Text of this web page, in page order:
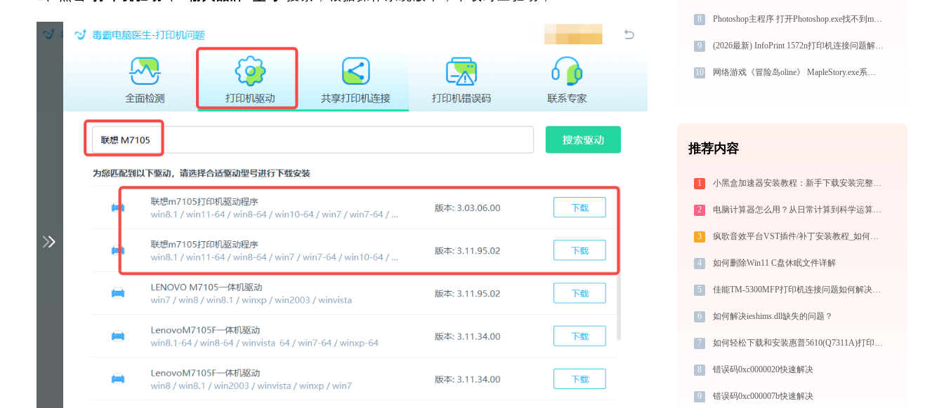
8 Photoshop主程序 打开Photoshop.exe找不到msvcp71.dll怎么办
9 (2026最新) InfoPrint 1572n打印机连接问题解决方法 -金山毒霸
10 网络游戏《冒险岛oline》 MapleStory.exe系统错误machineidlib.dll丢失如何解决
推荐内容
1 小黑盒加速器安装教程：新手下载安装完整步骤
2 电脑计算器怎么用？从日常计算到科学运算的完全指南（附隐藏功能）
3 疯歌音效平台VST插件/补丁安装教程_如何加载插件效果包
4 如何删除Win11 C盘休眠文件详解
5 佳能TM-5300MFP打印机连接问题如何解决？-金山毒霸
6 如何解决ieshims.dll缺失的问题？
7 如何轻松下载和安装惠普5610(Q7311A)打印机驱动？跟着这篇指南走
8 错误码0xc0000020快速解决
9 错误码0xc000007b快速解决